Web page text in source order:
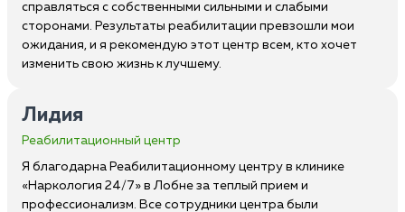
справляться с собственными сильными и слабыми
сторонами. Результаты реабилитации превзошли мои
ожидания, и я рекомендую этот центр всем, кто хочет
изменить свою жизнь к лучшему.
Лидия
Реабилитационный центр
Я благодарна Реабилитационному центру в клинике
«Наркология 24/7» в Лобне за теплый прием и
профессионализм. Все сотрудники центра были